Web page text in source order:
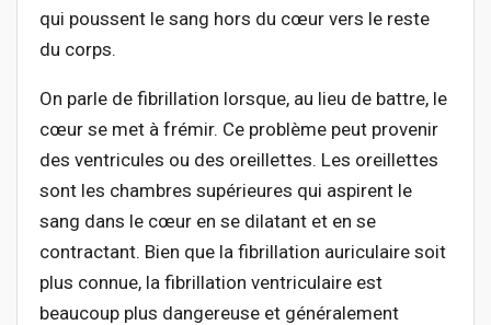
qui poussent le sang hors du cœur vers le reste
du corps.
On parle de fibrillation lorsque, au lieu de battre, le
cœur se met à frémir. Ce problème peut provenir
des ventricules ou des oreillettes. Les oreillettes
sont les chambres supérieures qui aspirent le
sang dans le cœur en se dilatant et en se
contractant. Bien que la fibrillation auriculaire soit
plus connue, la fibrillation ventriculaire est
beaucoup plus dangereuse et généralement